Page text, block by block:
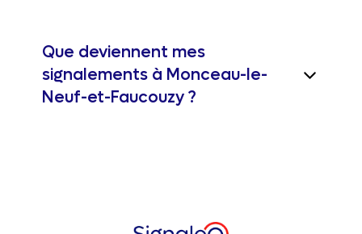
Que deviennent mes
signalements à Monceau-le-
Neuf-et-Faucouzy ?